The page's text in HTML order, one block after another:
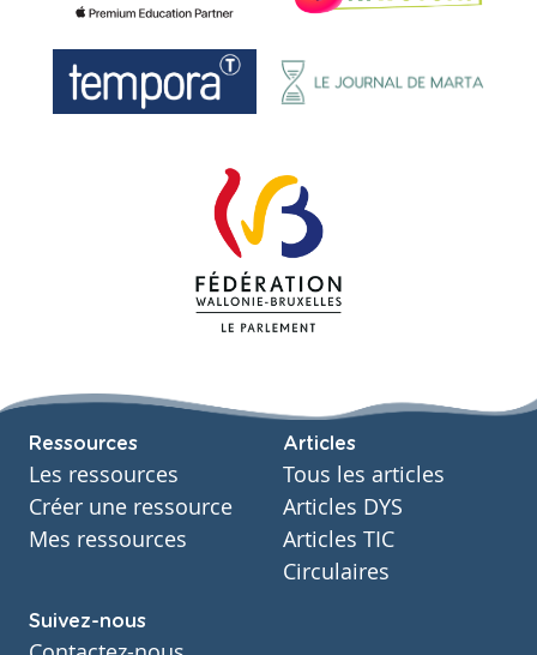
Ressources
Les ressources
Créer une ressource
Mes ressources
Articles
Tous les articles
Articles DYS
Articles TIC
Circulaires
Suivez-nous